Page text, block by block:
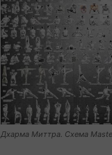
Дхарма Миттра. Схема